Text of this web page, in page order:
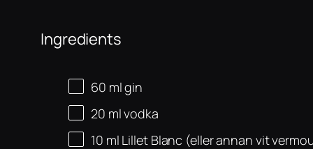
Ingredients
60 mlgin
20 mlvodka
10 ml Lillet Blanc (eller annan vit